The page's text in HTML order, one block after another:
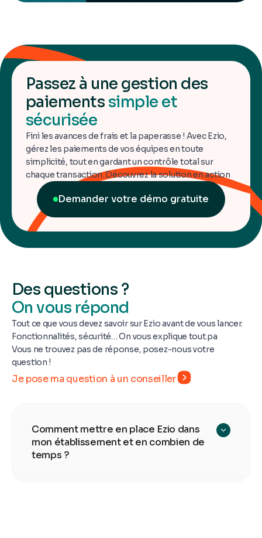
Passez à une gestion des
paiements simple et
sécurisée
Fini les avances de frais et la paperasse ! Avec Ezio,
gérez les paiements de vos équipes en toute
simplicité, tout en gardant un contrôle total sur
chaque transaction. Découvrez la solution en action
Demander votre démo gratuite
Des questions ?
On vous répond
Tout ce que vous devez savoir sur Ezio avant de vous lancer.
Fonctionnalités, sécurité… On vous explique tout.pa
Vous ne trouvez pas de réponse, posez-nous votre
question !
Je pose ma question à un conseiller
Comment mettre en place Ezio dans
mon établissement et en combien de
temps ?